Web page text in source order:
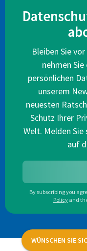
Bleiben Sie
nehmen
persönlichen
unserem
neuesten
Schutz Ihrer
Welt. Melden
auf
By subscribing you
Policy and
WÜNSCHEN SIE